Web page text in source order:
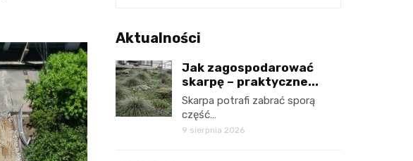
Aktualności
Jak zagospodarować
skarpę – praktyczne...
Skarpa potrafi zabrać sporą
część…
9 sierpnia 2026